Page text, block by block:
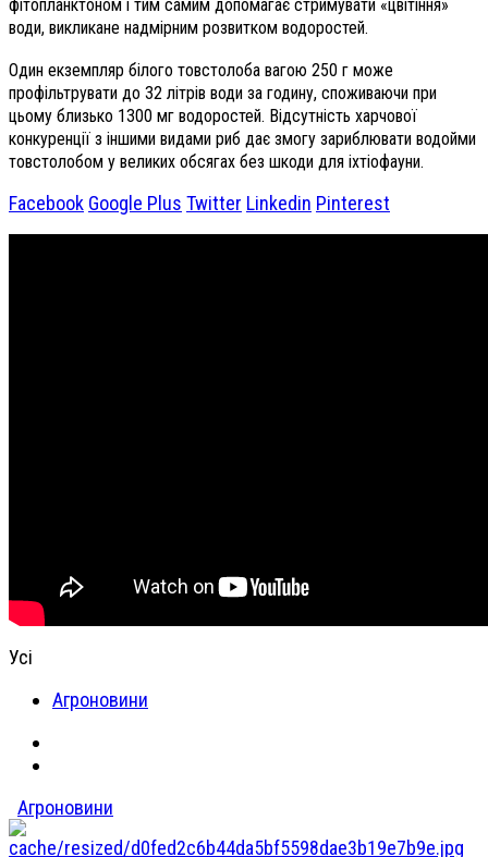
фітопланктоном і тим самим допомагає стримувати «цвітіння»
води, викликане надмірним розвитком водоростей.
Один екземпляр білого товстолоба вагою 250 г може
профільтрувати до 32 літрів води за годину, споживаючи при
цьому близько 1300 мг водоростей. Відсутність харчової
конкуренції з іншими видами риб дає змогу зариблювати водойми
товстолобом у великих обсягах без шкоди для іхтіофауни.
Facebook Google Plus Twitter Linkedin Pinterest
Усі
Агроновини
Агроновини